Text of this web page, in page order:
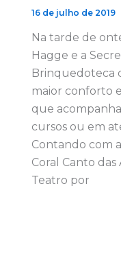
16 de julho de 2019
Na tarde de
Hagge e a
Brinquedoteca
maior conforto
que
cursos ou em
Contando com
Coral Canto
Teatro por